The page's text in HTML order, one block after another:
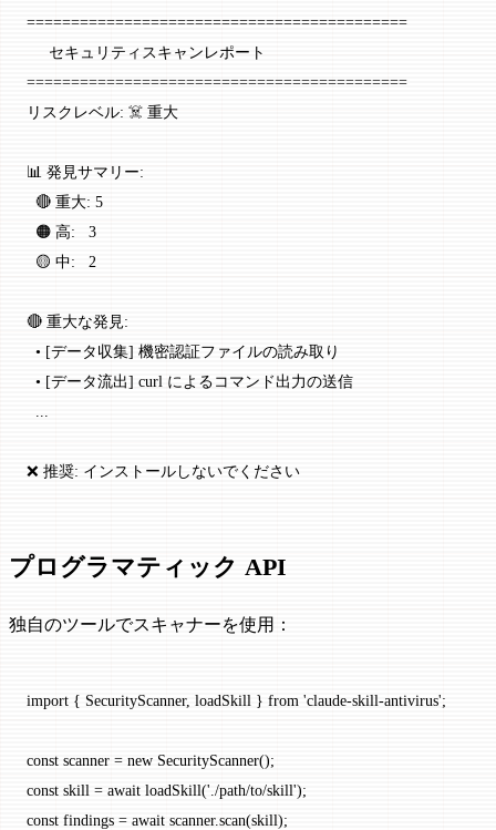
===========================================
     セキュリティスキャンレポート
===========================================
リスクレベル: ☠️ 重大
📊 発見サマリー:
  🔴 重大: 5
  🟠 高:   3
  🟡 中:   2
🔴 重大な発見:
  • [データ収集] 機密認証ファイルの読み取り
  • [データ流出] curl によるコマンド出力の送信
❌ 推奨: インストールしないでください
プログラマティック API
独自のツールでスキャナーを使用：
import { SecurityScanner, loadSkill } from 'claude-skill-antivirus';
const scanner = new SecurityScanner();
const skill = await loadSkill('./path/to/skill');
const findings = await scanner.scan(skill);